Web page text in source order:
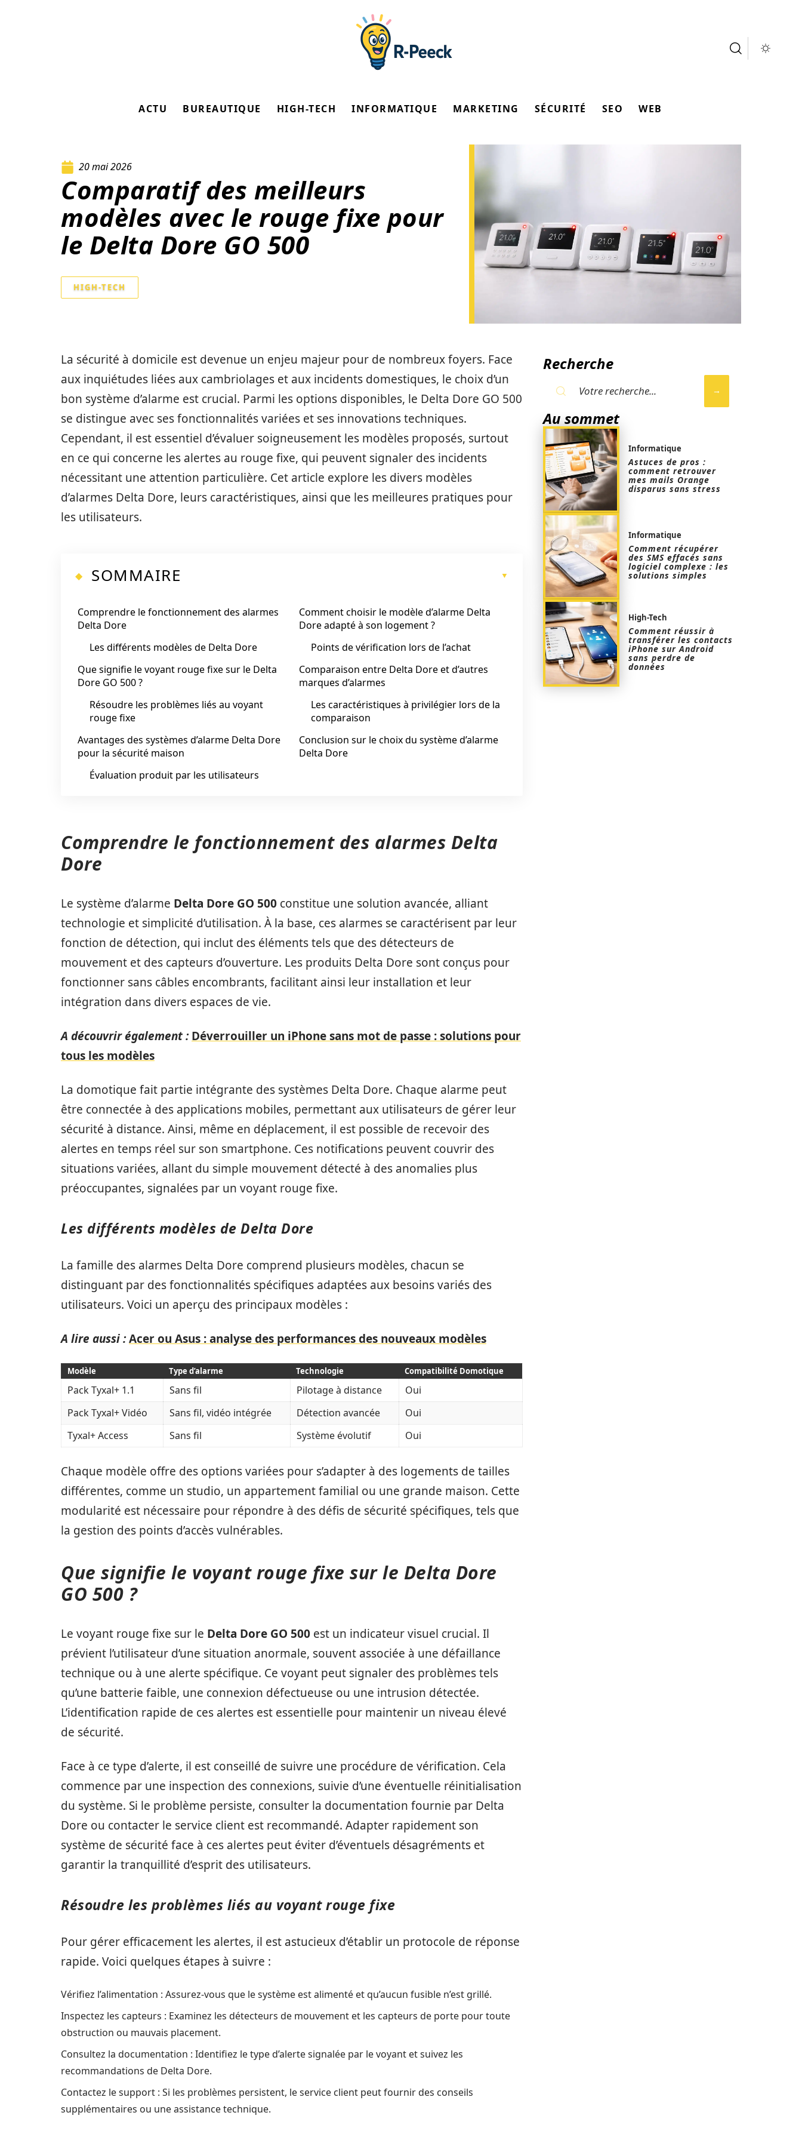
ACTU BUREAUTIQUE HIGH-TECH INFORMATIQUE MARKETING SÉCURITÉ SEO WEB
20 mai 2026
Comparatif des meilleurs
modèles avec le rouge fixe pour
le Delta Dore GO 500
HIGH-TECH
La sécurité à domicile est devenue un enjeu majeur pour de nombreux foyers. Face
aux inquiétudes liées aux cambriolages et aux incidents domestiques, le choix d’un
bon système d’alarme est crucial. Parmi les options disponibles, le Delta Dore GO 500
se distingue avec ses fonctionnalités variées et ses innovations techniques.
Cependant, il est essentiel d’évaluer soigneusement les modèles proposés, surtout
en ce qui concerne les alertes au rouge fixe, qui peuvent signaler des incidents
nécessitant une attention particulière. Cet article explore les divers modèles
d’alarmes Delta Dore, leurs caractéristiques, ainsi que les meilleures pratiques pour
les utilisateurs.
SOMMAIRE
Comprendre le fonctionnement des alarmes
Delta Dore
Les différents modèles de Delta Dore
Que signifie le voyant rouge fixe sur le Delta
Dore GO 500 ?
Résoudre les problèmes liés au voyant
rouge fixe
Avantages des systèmes d’alarme Delta Dore
pour la sécurité maison
Évaluation produit par les utilisateurs
Comment choisir le modèle d’alarme Delta
Dore adapté à son logement ?
Points de vérification lors de l’achat
Comparaison entre Delta Dore et d’autres
marques d’alarmes
Les caractéristiques à privilégier lors de la
comparaison
Conclusion sur le choix du système d’alarme
Delta Dore
Comprendre le fonctionnement des alarmes Delta
Dore
Le système d’alarme Delta Dore GO 500 constitue une solution avancée, alliant
technologie et simplicité d’utilisation. À la base, ces alarmes se caractérisent par leur
fonction de détection, qui inclut des éléments tels que des détecteurs de
mouvement et des capteurs d’ouverture. Les produits Delta Dore sont conçus pour
fonctionner sans câbles encombrants, facilitant ainsi leur installation et leur
intégration dans divers espaces de vie.
A découvrir également : Déverrouiller un iPhone sans mot de passe : solutions pour
tous les modèles
La domotique fait partie intégrante des systèmes Delta Dore. Chaque alarme peut
être connectée à des applications mobiles, permettant aux utilisateurs de gérer leur
sécurité à distance. Ainsi, même en déplacement, il est possible de recevoir des
alertes en temps réel sur son smartphone. Ces notifications peuvent couvrir des
situations variées, allant du simple mouvement détecté à des anomalies plus
préoccupantes, signalées par un voyant rouge fixe.
Les différents modèles de Delta Dore
La famille des alarmes Delta Dore comprend plusieurs modèles, chacun se
distinguant par des fonctionnalités spécifiques adaptées aux besoins variés des
utilisateurs. Voici un aperçu des principaux modèles :
A lire aussi :Acer ou Asus : analyse des performances des nouveaux modèles
Modèle Type d’alarme Technologie Compatibilité Domotique
Pack Tyxal+ 1.1 Sans fil Pilotage à distance
Oui
Pack Tyxal+ Vidéo
Sans fil, vidéo intégrée Détection avancée
Oui
Tyxal+ Access
Sans fil Système évolutif Oui
Chaque modèle offre des options variées pour s’adapter à des logements de tailles
différentes, comme un studio, un appartement familial ou une grande maison. Cette
modularité est nécessaire pour répondre à des défis de sécurité spécifiques, tels que
la gestion des points d’accès vulnérables.
Que signifie le voyant rouge fixe sur le Delta Dore
GO 500 ?
Le voyant rouge fixe sur le Delta Dore GO 500 est un indicateur visuel crucial. Il
prévient l’utilisateur d’une situation anormale, souvent associée à une défaillance
technique ou à une alerte spécifique. Ce voyant peut signaler des problèmes tels
qu’une batterie faible, une connexion défectueuse ou une intrusion détectée.
L’identification rapide de ces alertes est essentielle pour maintenir un niveau élevé
de sécurité.
Face à ce type d’alerte, il est conseillé de suivre une procédure de vérification. Cela
commence par une inspection des connexions, suivie d’une éventuelle réinitialisation
du système. Si le problème persiste, consulter la documentation fournie par Delta
Dore ou contacter le service client est recommandé. Adapter rapidement son
système de sécurité face à ces alertes peut éviter d’éventuels désagréments et
garantir la tranquillité d’esprit des utilisateurs.
Résoudre les problèmes liés au voyant rouge fixe
Pour gérer efficacement les alertes, il est astucieux d’établir un protocole de réponse
rapide. Voici quelques étapes à suivre :
Vérifiez l’alimentation : Assurez-vous que le système est alimenté et qu’aucun fusible n’est grillé.
Inspectez les capteurs : Examinez les détecteurs de mouvement et les capteurs de porte pour toute
obstruction ou mauvais placement.
Consultez la documentation : Identifiez le type d’alerte signalée par le voyant et suivez les
recommandations de Delta Dore.
Contactez le support : Si les problèmes persistent, le service client peut fournir des conseils
supplémentaires ou une assistance technique.
Recherche
Au sommet
Informatique
Astuces de pros :
comment retrouver
mes mails Orange
disparus sans stress
Informatique
Comment récupérer
des SMS effacés sans
logiciel complexe : les
solutions simples
High-Tech
Comment réussir à
transférer les contacts
iPhone sur Android
sans perdre de
données